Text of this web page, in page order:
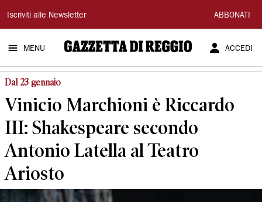
Gazzetta
di
Reggio
Iscriviti alle Newsletter ABBONATI
MENU ACCEDI
Dal 23 gennaio
Vinicio Marchioni è Riccardo
III: Shakespeare secondo
Antonio Latella al Teatro
Ariosto